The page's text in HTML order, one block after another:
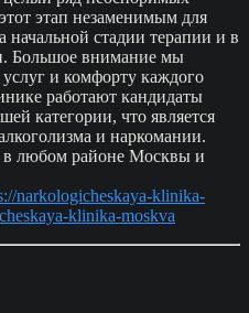
этап незаменимым для
стадии терапии и в
Большое внимание мы
и комфорту каждого
работают кандидаты
категории, что является
и наркомании.
в любом районе Москвы и
narkologicheskaya-klinika-
klinika-moskva